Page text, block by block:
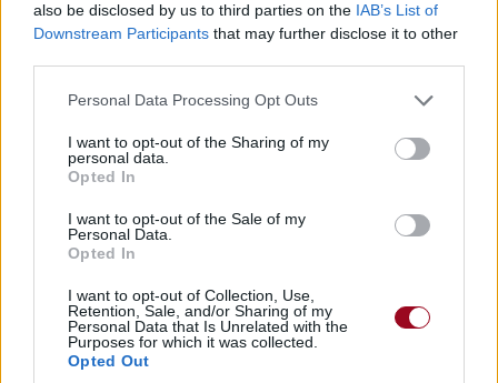
also be disclosed by us to third parties on the IAB’s List of
Downstream Participants that may further disclose it to other
Personal Data Processing Opt Outs
I want to opt-out of the Sharing of my
personal data.
Opted In
I want to opt-out of the Sale of my
Personal Data.
Opted In
I want to opt-out of Collection, Use,
Retention, Sale, and/or Sharing of my
Personal Data that Is Unrelated with the
Purposes for which it was collected.
Opted Out